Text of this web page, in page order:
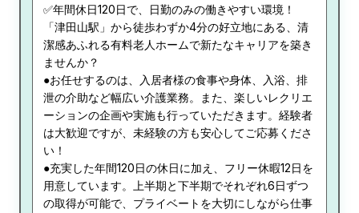
✅年間休日120日で、日勤のみの働きやすい環境！
「津田山駅」から徒歩わずか4分の好立地にある、清
潔感あふれる有料老人ホームで新たなキャリアを築き
ませんか？
●お任せするのは、入居者様の食事や身体、入浴、排
泄の介助など幅広い介護業務。また、楽しいレクリエ
ーションの企画や実施も行っていただきます。経験者
は大歓迎ですが、未経験の方も安心してご応募くださ
い！
●充実した年間120日の休日に加え、フリー休暇12日を
用意しています。上半期と下半期でそれぞれ6日ずつ
の取得が可能で、プライベートを大切にしながら仕事